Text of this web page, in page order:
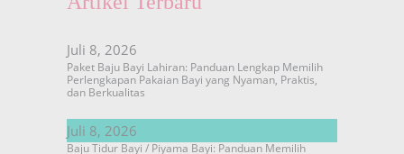
Juli 8, 2026
Paket Baju Bayi Lahiran: Panduan Lengkap Memilih
Perlengkapan Pakaian Bayi yang Nyaman, Praktis,
dan Berkualitas
Juli 8, 2026
Baju Tidur Bayi / Piyama Bayi: Panduan Memilih